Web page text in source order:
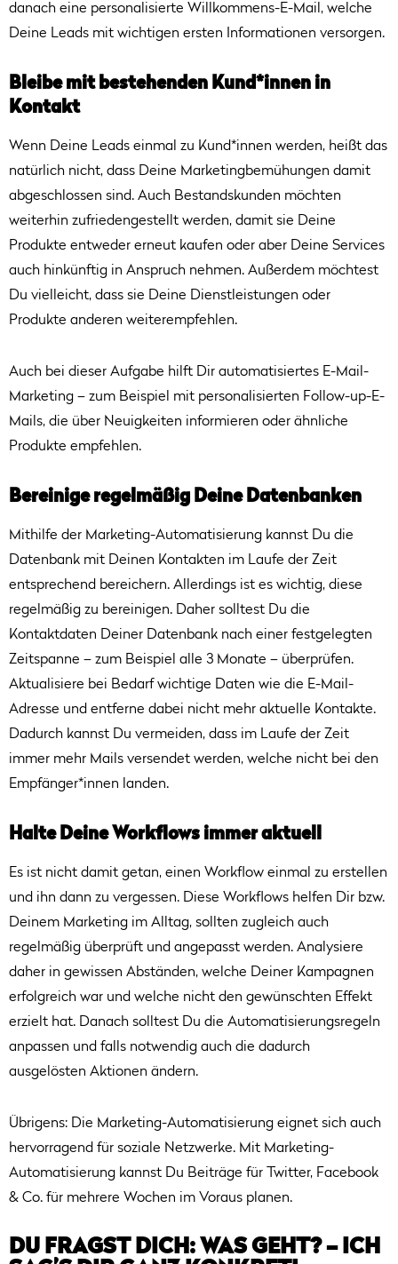
danach eine personalisierte Willkommens-E-Mail, welche
Deine Leads mit wichtigen ersten Informationen versorgen.
Bleibe mit bestehenden Kund*innen in
Kontakt
Wenn Deine Leads einmal zu Kund*innen werden, heißt das
natürlich nicht, dass Deine Marketingbemühungen damit
abgeschlossen sind. Auch Bestandskunden möchten
weiterhin zufriedengestellt werden, damit sie Deine
Produkte entweder erneut kaufen oder aber Deine Services
auch hinkünftig in Anspruch nehmen. Außerdem möchtest
Du vielleicht, dass sie Deine Dienstleistungen oder
Produkte anderen weiterempfehlen.
Auch bei dieser Aufgabe hilft Dir automatisiertes E-Mail-
Marketing – zum Beispiel mit personalisierten Follow-up-E-
Mails, die über Neuigkeiten informieren oder ähnliche
Produkte empfehlen.
Bereinige regelmäßig Deine Datenbanken
Mithilfe der Marketing-Automatisierung kannst Du die
Datenbank mit Deinen Kontakten im Laufe der Zeit
entsprechend bereichern. Allerdings ist es wichtig, diese
regelmäßig zu bereinigen. Daher solltest Du die
Kontaktdaten Deiner Datenbank nach einer festgelegten
Zeitspanne – zum Beispiel alle 3 Monate – überprüfen.
Aktualisiere bei Bedarf wichtige Daten wie die E-Mail-
Adresse und entferne dabei nicht mehr aktuelle Kontakte.
Dadurch kannst Du vermeiden, dass im Laufe der Zeit
immer mehr Mails versendet werden, welche nicht bei den
Empfänger*innen landen.
Halte Deine Workflows immer aktuell
Es ist nicht damit getan, einen Workflow einmal zu erstellen
und ihn dann zu vergessen. Diese Workflows helfen Dir bzw.
Deinem Marketing im Alltag, sollten zugleich auch
regelmäßig überprüft und angepasst werden. Analysiere
daher in gewissen Abständen, welche Deiner Kampagnen
erfolgreich war und welche nicht den gewünschten Effekt
erzielt hat. Danach solltest Du die Automatisierungsregeln
anpassen und falls notwendig auch die dadurch
ausgelösten Aktionen ändern.
Übrigens: Die Marketing-Automatisierung eignet sich auch
hervorragend für soziale Netzwerke. Mit Marketing-
Automatisierung kannst Du Beiträge für Twitter, Facebook
& Co. für mehrere Wochen im Voraus planen.
DU FRAGST DICH: WAS GEHT? – ICH